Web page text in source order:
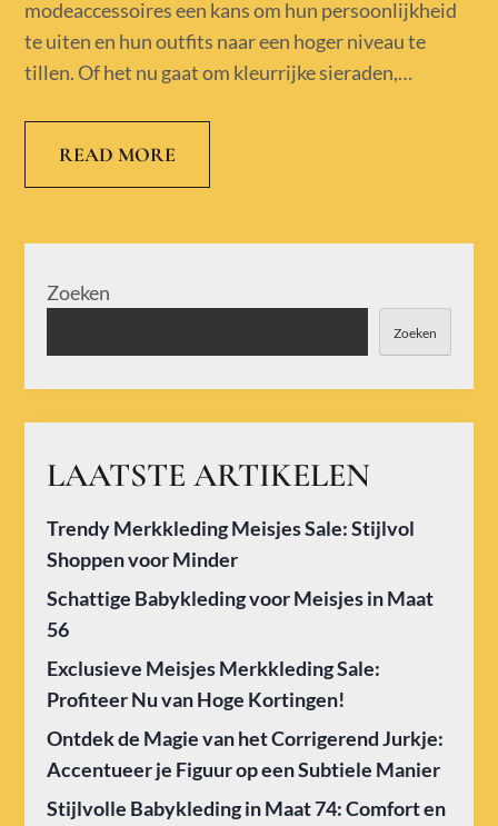
modeaccessoires een kans om hun persoonlijkheid
te uiten en hun outfits naar een hoger niveau te
tillen. Of het nu gaat om kleurrijke sieraden,…
READ MORE
Zoeken
Zoeken
LAATSTE ARTIKELEN
Trendy Merkkleding Meisjes Sale: Stijlvol
Shoppen voor Minder
Schattige Babykleding voor Meisjes in Maat
56
Exclusieve Meisjes Merkkleding Sale:
Profiteer Nu van Hoge Kortingen!
Ontdek de Magie van het Corrigerend Jurkje:
Accentueer je Figuur op een Subtiele Manier
Stijlvolle Babykleding in Maat 74: Comfort en